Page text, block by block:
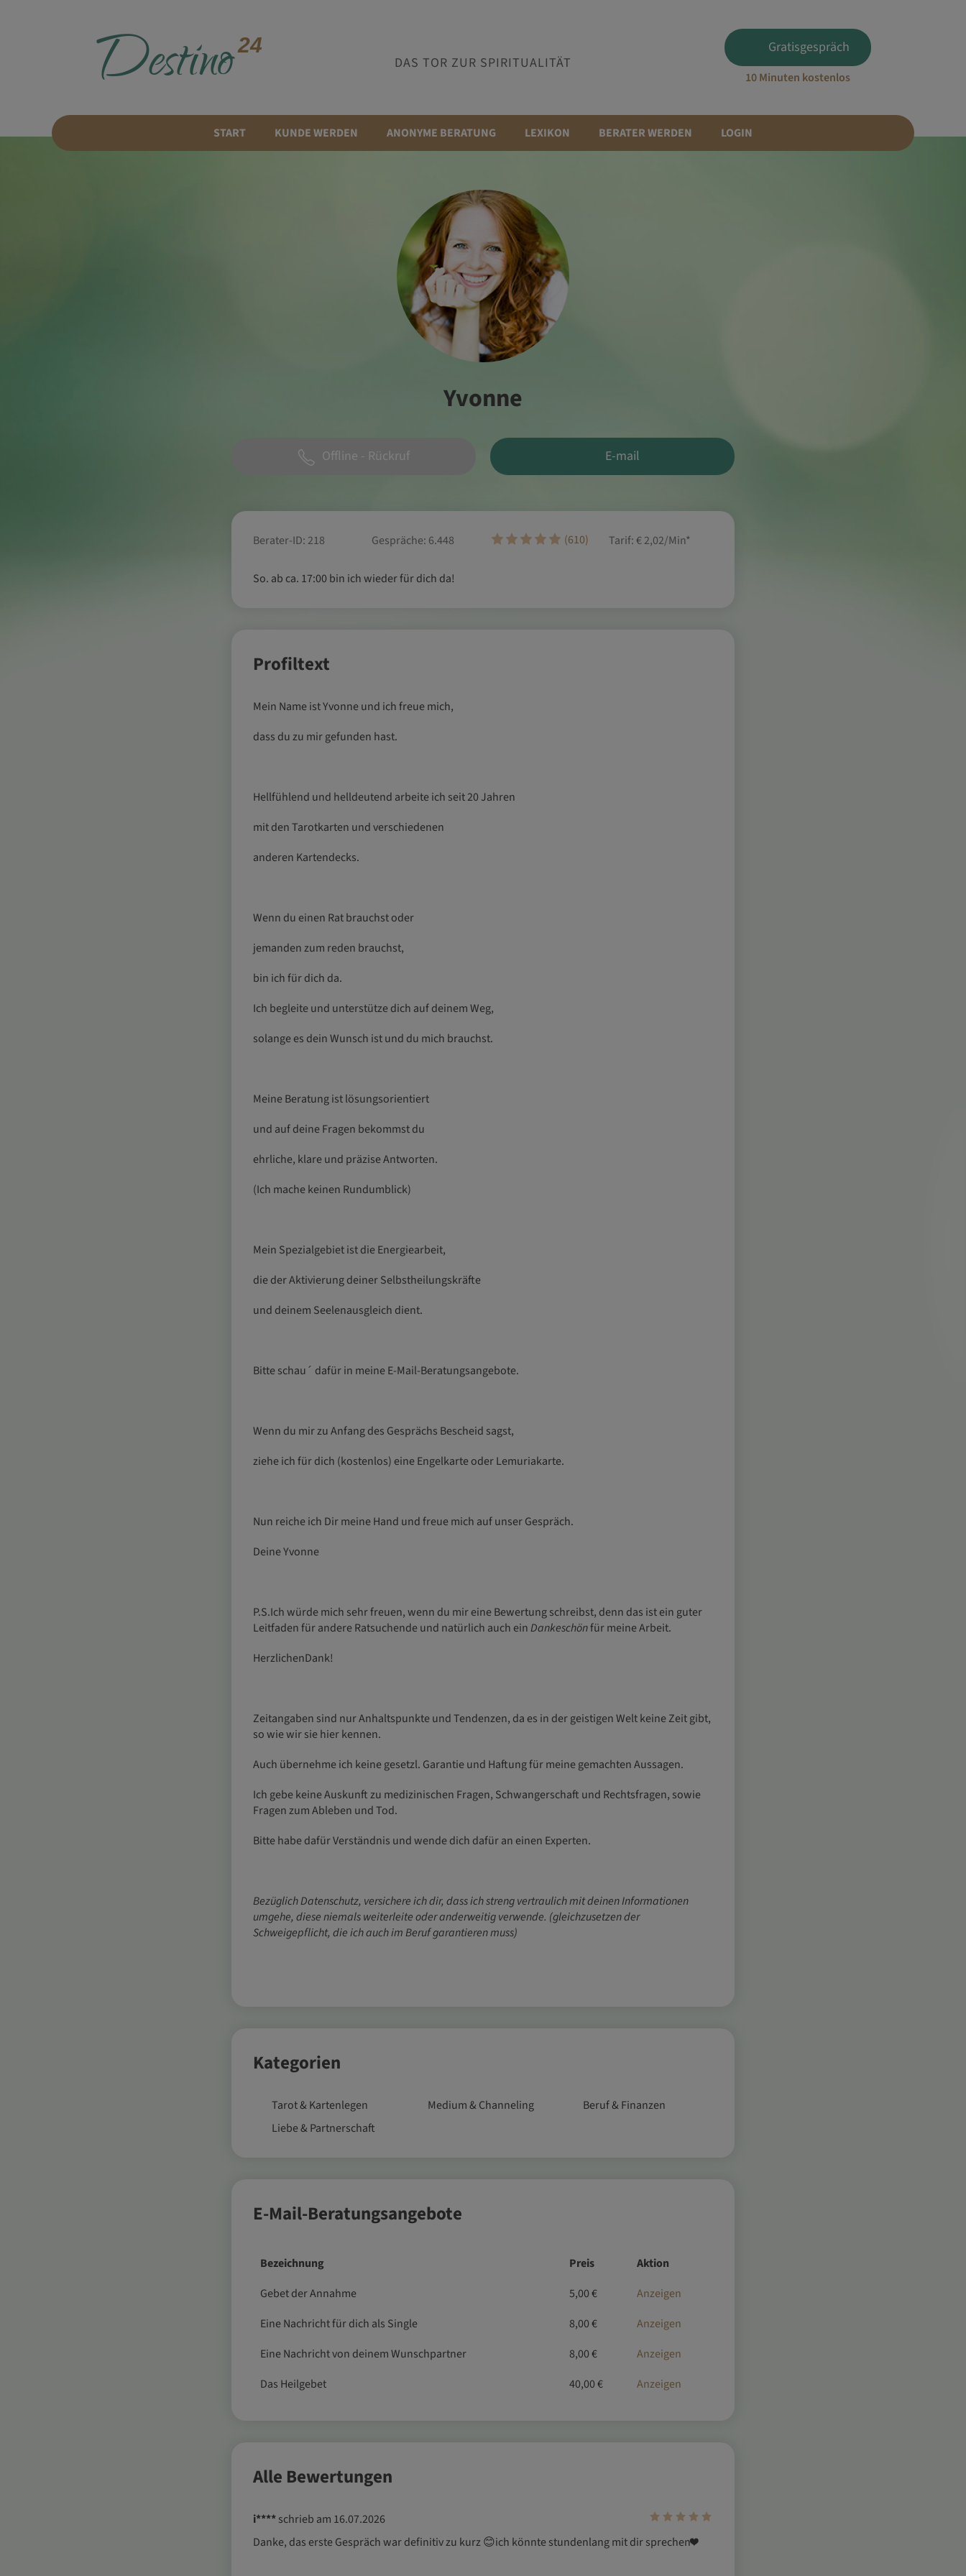
Destino24
DAS TOR ZUR SPIRITUALITÄT
Gratisgespräch
10 Minuten kostenlos
START KUNDE WERDEN ANONYME BERATUNG LEXIKON BERATER WERDEN LOGIN
Yvonne
Offline - Rückruf E-mail
Berater-ID: 218 Gespräche: 6.448 (610) Tarif: € 2,02/Min*
So. ab ca. 17:00 bin ich wieder für dich da!
Profiltext
Mein Name ist Yvonne und ich freue mich,
dass du zu mir gefunden hast.
Hellfühlend und helldeutend arbeite ich seit 20 Jahren
mit den Tarotkarten und verschiedenen
anderen Kartendecks.
Wenn du einen Rat brauchst oder
jemanden zum reden brauchst,
bin ich für dich da.
Ich begleite und unterstütze dich auf deinem Weg,
solange es dein Wunsch ist und du mich brauchst.
Meine Beratung ist lösungsorientiert
und auf deine Fragen bekommst du
ehrliche, klare und präzise Antworten.
(Ich mache keinen Rundumblick)
Mein Spezialgebiet ist die Energiearbeit,
die der Aktivierung deiner Selbstheilungskräfte
und deinem Seelenausgleich dient.
Bitte schau´ dafür in meine E-Mail-Beratungsangebote.
Wenn du mir zu Anfang des Gesprächs Bescheid sagst,
ziehe ich für dich (kostenlos) eine Engelkarte oder Lemuriakarte.
Nun reiche ich Dir meine Hand und freue mich auf unser Gespräch.
Deine Yvonne
P.S.Ich würde mich sehr freuen, wenn du mir eine Bewertung schreibst, denn das ist ein guter
Leitfaden für andere Ratsuchende und natürlich auch einDankeschönfür meine Arbeit.
HerzlichenDank!
Zeitangaben sind nur Anhaltspunkte und Tendenzen, da es in der geistigen Welt keine Zeit gibt,
so wie wir sie hier kennen.
Auch übernehme ich keine gesetzl. Garantie und Haftung für meine gemachten Aussagen.
Ich gebe keine Auskunft zu medizinischen Fragen, Schwangerschaft und Rechtsfragen, sowie
Fragen zum Ableben und Tod.
Bitte habe dafür Verständnis und wende dich dafür an einen Experten.
Bezüglich Datenschutz, versichere ich dir, dass ich streng vertraulich mit deinen Informationen
umgehe, diese niemals weiterleite oder anderweitig verwende. (gleichzusetzen der
Schweigepflicht, die ich auch im Beruf garantieren muss)
Kategorien
Tarot & Kartenlegen Medium & Channeling
Beruf & Finanzen
Liebe & Partnerschaft
E-Mail-Beratungsangebote
Bezeichnung Preis
Aktion
Gebet der Annahme
5,00 €
Anzeigen
Eine Nachricht für dich als Single
8,00 €
Anzeigen
Eine Nachricht von deinem Wunschpartner
8,00 €
Anzeigen
Das Heilgebet
40,00 € Anzeigen
Alle Bewertungen
i****schrieb am 16.07.2026
Danke, das erste Gespräch war definitiv zu kurz 😊ich könnte stundenlang mit dir sprechen❤️